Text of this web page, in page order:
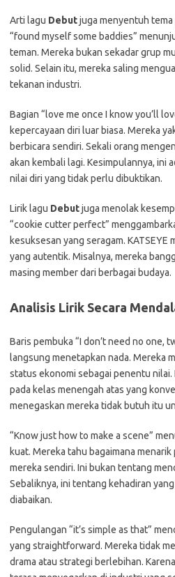
Arti lagu Debutjuga menyentuh
“found myself some baddies”
teman. Mereka bukan sekadar grup
solid. Selain itu, mereka saling
tekanan industri.
Bagian “love me once I know you’ll
kepercayaan diri luar biasa. Mereka
berbicara sendiri. Sekali orang
akan kembali lagi. Kesimpulannya, ini
nilai diri yang tidak perlu dibuktikan.
Lirik lagu Debutjuga menolak
“cookie cutter perfect”
kesuksesan yang seragam. KATSEYE
yang autentik. Misalnya, mereka
masing member dari berbagai budaya.
Analisis Lirik Secara
Baris pembuka “I don’t need no one,
langsung menetapkan nada. Mereka
status ekonomi sebagai penentu nilai.
pada kelas menengah atas yang
menegaskan mereka tidak butuh itu
“Know just how to make a scene”
kuat. Mereka tahu bagaimana
mereka sendiri. Ini bukan tentang
Sebaliknya, ini tentang kehadiran
diabaikan.
Pengulangan “it’s simple as that”
yang straightforward. Mereka tidak
drama atau strategi berlebihan.